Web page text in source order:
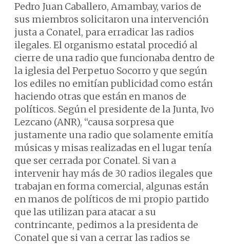
Pedro Juan Caballero, Amambay, varios de
sus miembros solicitaron una intervención
justa a Conatel, para erradicar las radios
ilegales. El organismo estatal procedió al
cierre de una radio que funcionaba dentro de
la iglesia del Perpetuo Socorro y que según
los ediles no emitían publicidad como están
haciendo otras que están en manos de
políticos. Según el presidente de la Junta, Ivo
Lezcano (ANR), “causa sorpresa que
justamente una radio que solamente emitía
músicas y misas realizadas en el lugar tenía
que ser cerrada por Conatel. Si van a
intervenir hay más de 30 radios ilegales que
trabajan en forma comercial, algunas están
en manos de políticos de mi propio partido
que las utilizan para atacar a su
contrincante, pedimos a la presidenta de
Conatel que si van a cerrar las radios se